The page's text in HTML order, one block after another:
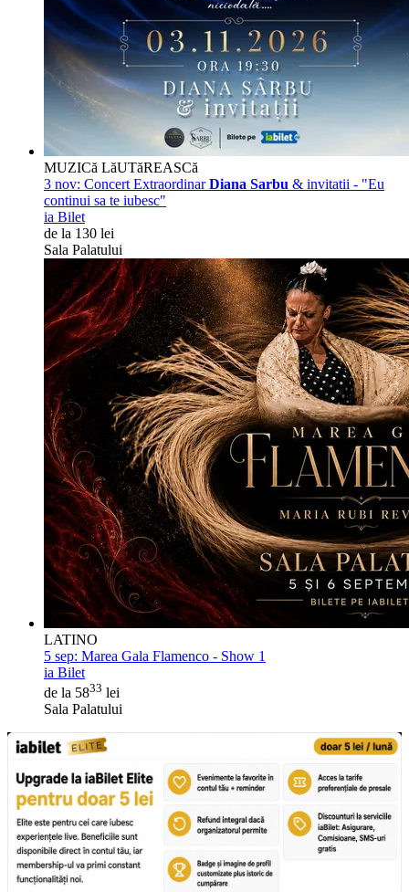
MUZICă LăUTăREASCă
3 nov: Concert ExtraordinarDiana Sarbu & invitatii - "Eu
continui sa te iubesc"
ia Bilet
de la 130 lei
Sala Palatului
LATINO
5 sep: Marea Gala Flamenco - Show 1
ia Bilet
de la 5833 lei
Sala Palatului